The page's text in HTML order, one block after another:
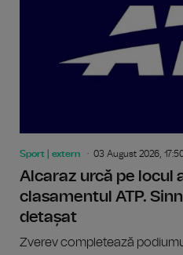
Sport | extern 03 August 2026,
Alcaraz urcă pe locul
clasamentul ATP.
detașat
Zverev completează